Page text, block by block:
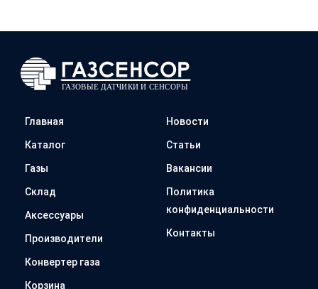
Главная
Каталог
Газы
Склад
Аксессуары
Производители
Конвертер газа
Корзина
Новости
Статьи
Вакансии
Политика
конфиденциальности
Контакты